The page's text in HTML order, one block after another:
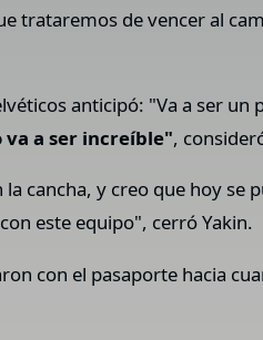
trataremos de vencer al
anticipó: "Va a ser un
va a ser increíble",
cancha, y creo que hoy se
este equipo", cerró Yakin.
con el pasaporte hacia